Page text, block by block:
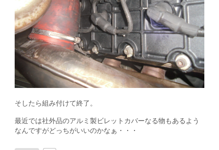
そしたら組み付けて終了。
最近では社外品のアルミ製ビレットカバーなる物もあるよう
なんですがどっちがいいのかなぁ・・・